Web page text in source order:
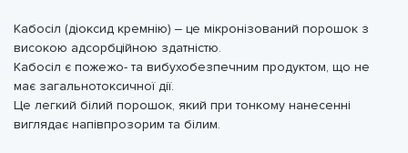
Кабосіл (діоксид кремнію) – це мікронізований порошок з
високою адсорбційною здатністю.
Кабосіл є пожежо- та вибухобезпечним продуктом, що не
має загальнотоксичної дії.
Це легкий білий порошок, який при тонкому нанесенні
виглядає напівпрозорим та білим.